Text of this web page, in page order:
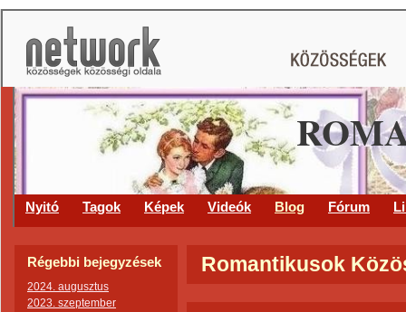
Nyitó Tagok Képek Videók Blog Fórum
Régebbi bejegyzések
2024. augusztus
2023. szeptember
Romantikusok